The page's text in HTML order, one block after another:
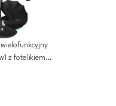
z fotelikiem